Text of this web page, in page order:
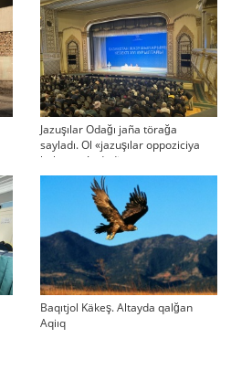
Jazuşılar Odağı jaña törağa
sayladı. Ol «jazuşılar oppoziciya
bolmasın!» dedi
Baqıtjol Käkeş. Altayda qalğan
Aqiıq